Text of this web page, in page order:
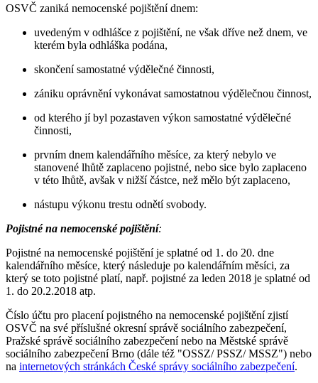
OSVČ zaniká nemocenské pojištění dnem:
uvedeným v odhlášce z pojištění, ne však dříve než dnem, ve
kterém byla odhláška podána,
skončení samostatné výdělečné činnosti,
zániku oprávnění vykonávat samostatnou výdělečnou činnost,
od kterého jí byl pozastaven výkon samostatné výdělečné
činnosti,
prvním dnem kalendářního měsíce, za který nebylo ve
stanovené lhůtě zaplaceno pojistné, nebo sice bylo zaplaceno
v této lhůtě, avšak v nižší částce, než mělo být zaplaceno,
nástupu výkonu trestu odnětí svobody.
Pojistné na nemocenské pojištění:
Pojistné na nemocenské pojištění je splatné od 1. do 20. dne
kalendářního měsíce, který následuje po kalendářním měsíci, za
který se toto pojistné platí, např. pojistné za leden 2018 je splatné od
1. do 20.2.2018 atp.
Číslo účtu pro placení pojistného na nemocenské pojištění zjistí
OSVČ na své příslušné okresní správě sociálního zabezpečení,
Pražské správě sociálního zabezpečení nebo na Městské správě
sociálního zabezpečení Brno (dále též "OSSZ/ PSSZ/ MSSZ") nebo
na internetových stránkách České správy sociálního zabezpečení.